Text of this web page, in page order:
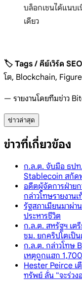
บล็อกเชนได้แนบ
เดียว
🏷️ Tags / คีย์เวิร์ด
โต, Blockchain,
— รายงานโดยทีมข่าว
ข่าวล่าสุด
ข่าวที่เกี่ยวข้อง
ก.ล.ต. จับมือ ธป
Stablecoin สกัด
อดีตผู้จัดการฝ่าย
กล่าวโทษรายงาน
รัฐสภาเมียนมาผ่
ประหารชีวิต
ก.ล.ต. สหรัฐฯ เต
ชม. ยกคริปโตเป็
ก.ล.ต. กล่าวโทษ
เหตุถูกแฮก
Hester Peirce เ
ทรัพย์ ลั่น "จะร่วง